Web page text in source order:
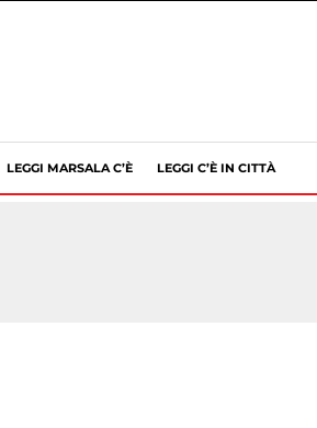
LEGGI MARSALA C’È LEGGI C’È IN CITTÀ